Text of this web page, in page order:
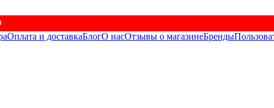
Оплата и доставкаБлогО насОтзывы о магазинеБренды